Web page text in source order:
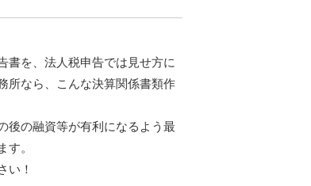
書を、法人税申告では見せ方に
所なら、こんな決算関係書類作
後の融資等が有利になるよう最
す。
い！